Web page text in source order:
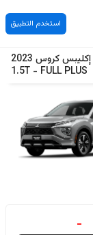
استخدم التطبيق
إكليبس كروس 2023
FULL PLUS
-
1.5T
-